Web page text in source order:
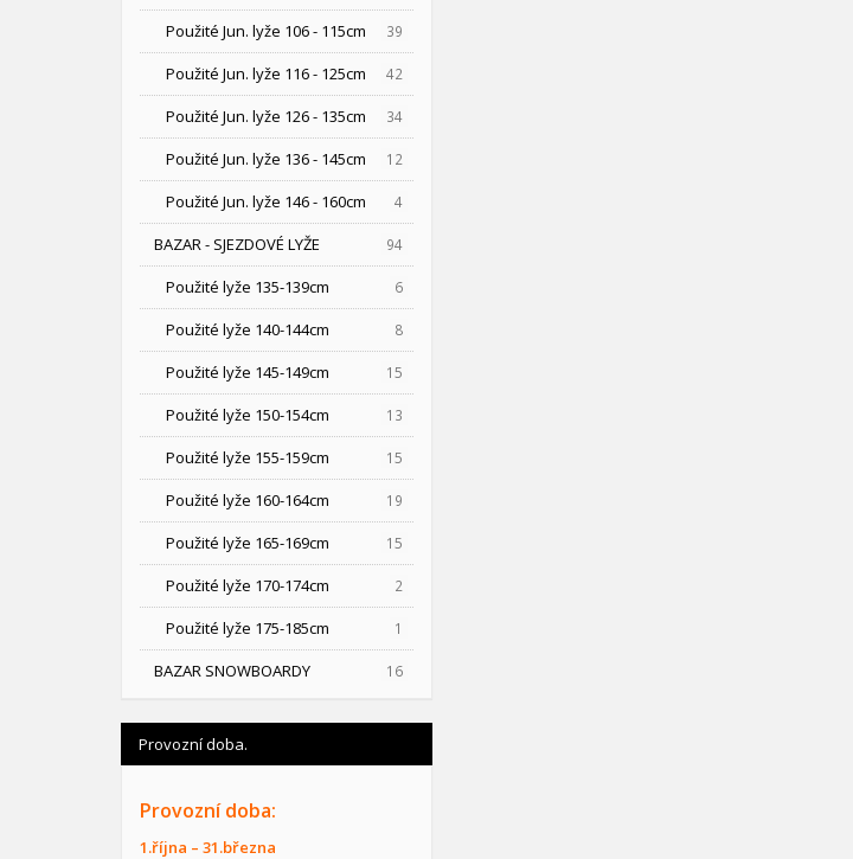
Použité Jun. lyže 106 - 115cm 39
Použité Jun. lyže 116 - 125cm 42
Použité Jun. lyže 126 - 135cm 34
Použité Jun. lyže 136 - 145cm 12
Použité Jun. lyže 146 - 160cm 4
BAZAR - SJEZDOVÉ LYŽE 94
Použité lyže 135-139cm 6
Použité lyže 140-144cm 8
Použité lyže 145-149cm 15
Použité lyže 150-154cm 13
Použité lyže 155-159cm 15
Použité lyže 160-164cm 19
Použité lyže 165-169cm 15
Použité lyže 170-174cm 2
Použité lyže 175-185cm 1
BAZAR SNOWBOARDY 16
Provozní doba.
Provozní doba:
1.října – 31.března